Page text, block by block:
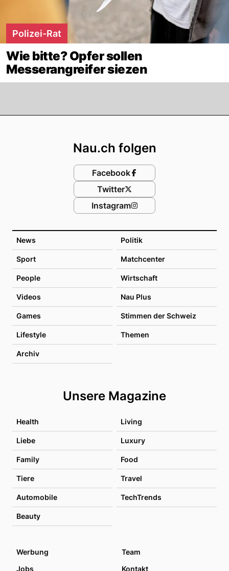
Polizei-Rat
Wie bitte? Opfer sollen
Messerangreifer siezen
News Politik
Sport Matchcenter
People Wirtschaft
Videos Nau Plus
Games Stimmen der Schweiz
Lifestyle Themen
Archiv
Unsere Magazine
Health Living
Liebe Luxury
Family Food
Tiere Travel
Automobile TechTrends
Beauty
Nau.ch folgen
Facebook
Twitter
Instagram
Werbung
Team
Jobs
Kontakt